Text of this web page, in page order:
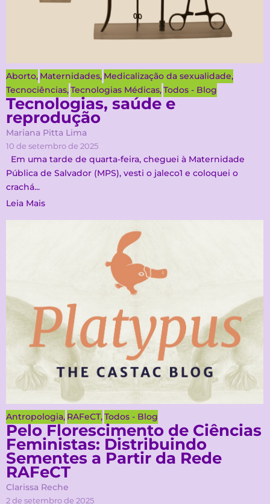
Aborto, Maternidades, Medicalização da sexualidade,
Tecnociências,Tecnologias Médicas,Todos - Blog
Tecnologias, saúde e
reprodução
Mariana Pitta Lima
10 de setembro de 2025
Em uma tarde de quarta-feira, cheguei à Maternidade
Pública de Salvador (MPS), vesti o jaleco1 e coloquei o
crachá...
Leia Mais
Antropologia, RAFeCT,Todos - Blog
Pelo Florescimento de Ciências
Feministas: Distribuindo
Sementes a Partir da Rede
RAFeCT
Clarissa Reche
2 de setembro de 2025